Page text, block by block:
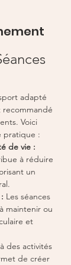
adapté
recommandé
Voici
pratique :
de vie :
à réduire
un
Les séances
maintenir ou
et
des activités
de créer